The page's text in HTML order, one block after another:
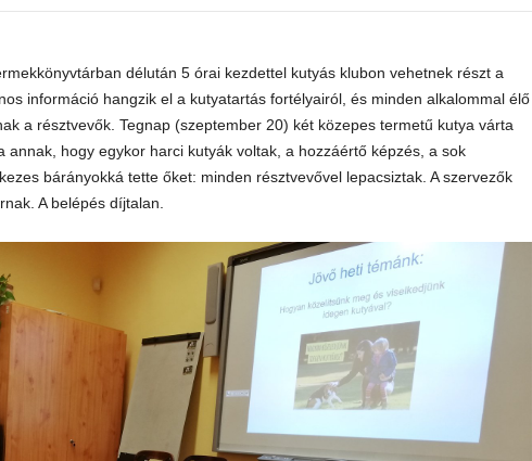
délután 5 órai kezdettel kutyás klubon vehetnek részt a
információ hangzik el a kutyatartás fortélyairól, és minden alkalommal élő
a résztvevők. Tegnap (szeptember 20) két közepes termetű kutya várta
annak, hogy egykor harci kutyák voltak, a hozzáértő képzés, a sok
bárányokká tette őket: minden résztvevővel lepacsiztak. A szervezők
A belépés díjtalan.